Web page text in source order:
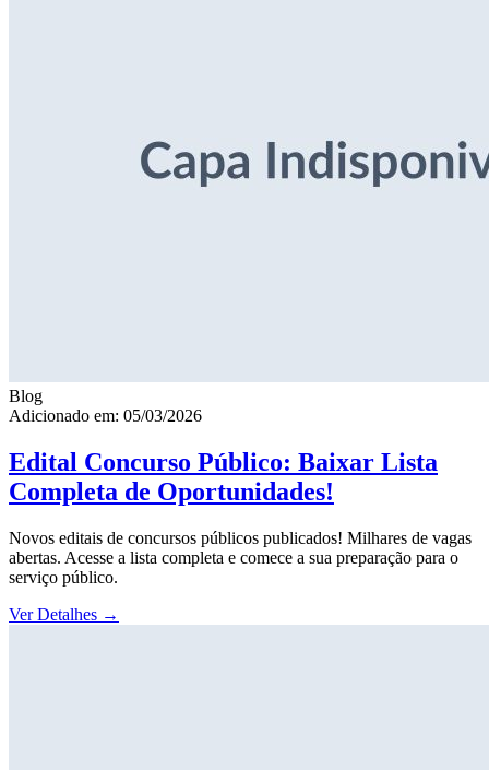
Blog
Adicionado em: 05/03/2026
Edital Concurso Público: Baixar Lista
Completa de Oportunidades!
Novos editais de concursos públicos publicados! Milhares de vagas
abertas. Acesse a lista completa e comece a sua preparação para o
serviço público.
Ver Detalhes →